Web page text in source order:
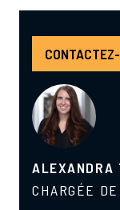
ALEXANDRA
CHARGÉE